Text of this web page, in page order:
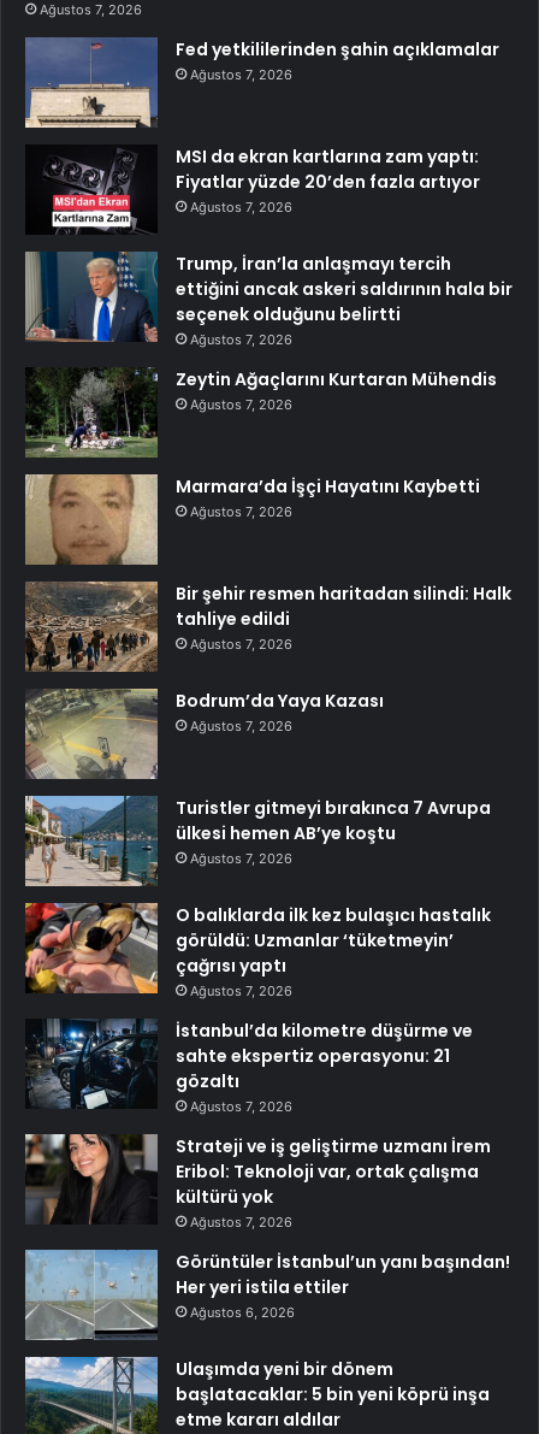
Ağustos 7, 2026
Fed yetkililerinden şahin açıklamalar
Ağustos 7, 2026
MSI da ekran kartlarına zam yaptı:
Fiyatlar yüzde 20’den fazla artıyor
Ağustos 7, 2026
Trump, İran’la anlaşmayı tercih
ettiğini ancak askeri saldırının hala bir
seçenek olduğunu belirtti
Ağustos 7, 2026
Zeytin Ağaçlarını Kurtaran Mühendis
Ağustos 7, 2026
Marmara’da İşçi Hayatını Kaybetti
Ağustos 7, 2026
Bir şehir resmen haritadan silindi: Halk
tahliye edildi
Ağustos 7, 2026
Bodrum’da Yaya Kazası
Ağustos 7, 2026
Turistler gitmeyi bırakınca 7 Avrupa
ülkesi hemen AB’ye koştu
Ağustos 7, 2026
O balıklarda ilk kez bulaşıcı hastalık
görüldü: Uzmanlar ‘tüketmeyin’
çağrısı yaptı
Ağustos 7, 2026
İstanbul’da kilometre düşürme ve
sahte ekspertiz operasyonu: 21
gözaltı
Ağustos 7, 2026
Strateji ve iş geliştirme uzmanı İrem
Eribol: Teknoloji var, ortak çalışma
kültürü yok
Ağustos 7, 2026
Görüntüler İstanbul’un yanı başından!
Her yeri istila ettiler
Ağustos 6, 2026
Ulaşımda yeni bir dönem
başlatacaklar: 5 bin yeni köprü inşa
etme kararı aldılar